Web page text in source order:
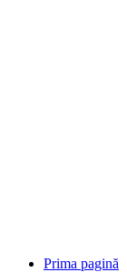
Prima pagină